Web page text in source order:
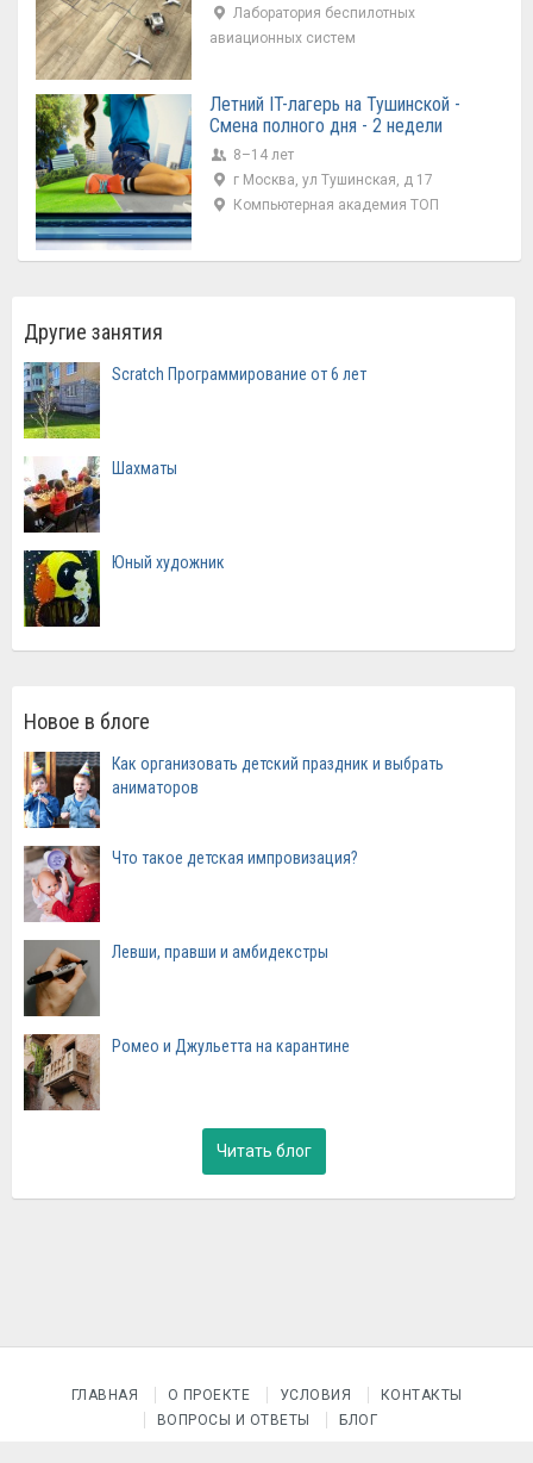
Лаборатория беспилотных
авиационных систем
Летний IT-лагерь на Тушинской -
Смена полного дня - 2 недели
8–14 лет
г Москва, ул Тушинская, д 17
Компьютерная академия ТОП
Другие занятия
Scratch Программирование от 6 лет
Шахматы
Юный художник
Новое в блоге
Как организовать детский праздник и выбрать
аниматоров
Что такое детская импровизация?
Левши, правши и амбидекстры
Ромео и Джульетта на карантине
Читать блог
ГЛАВНАЯ О ПРОЕКТЕ УСЛОВИЯ
КОНТАКТЫ
ВОПРОСЫ И ОТВЕТЫ
БЛОГ